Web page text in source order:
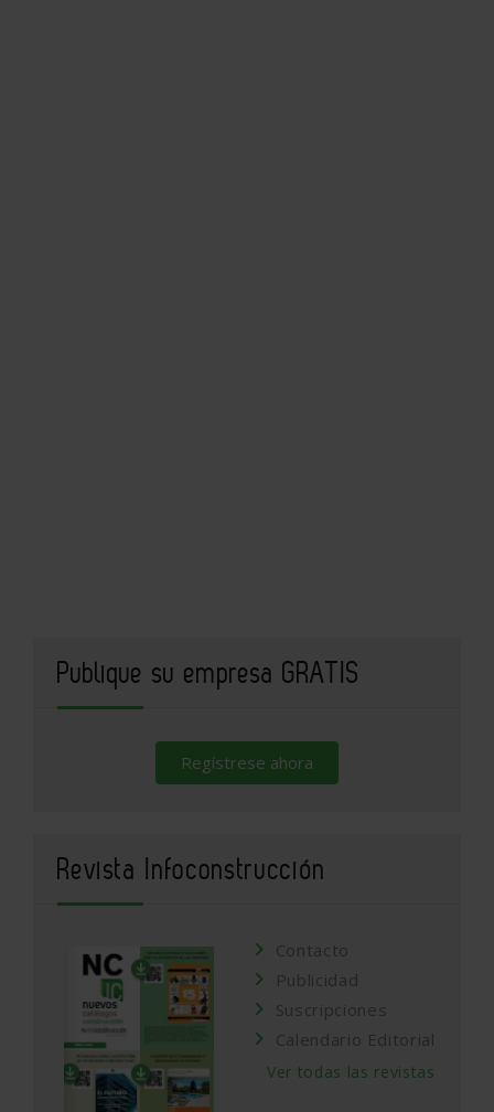
Publique su empresa GRATIS
Regístrese ahora
Revista Infoconstrucción
Contacto
Publicidad
Suscripciones
Calendario Editorial
Ver todas las revistas